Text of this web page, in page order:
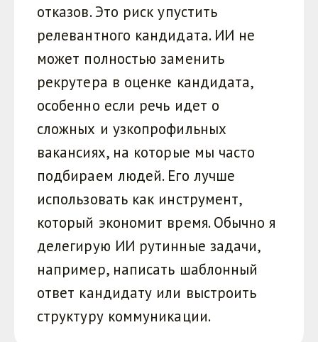
отказов. Это риск упустить
релевантного кандидата. ИИ не
может полностью заменить
рекрутера в оценке кандидата,
особенно если речь идет о
сложных и узкопрофильных
вакансиях, на которые мы часто
подбираем людей. Его лучше
использовать как инструмент,
который экономит время. Обычно я
делегирую ИИ рутинные задачи,
например, написать шаблонный
ответ кандидату или выстроить
структуру коммуникации.